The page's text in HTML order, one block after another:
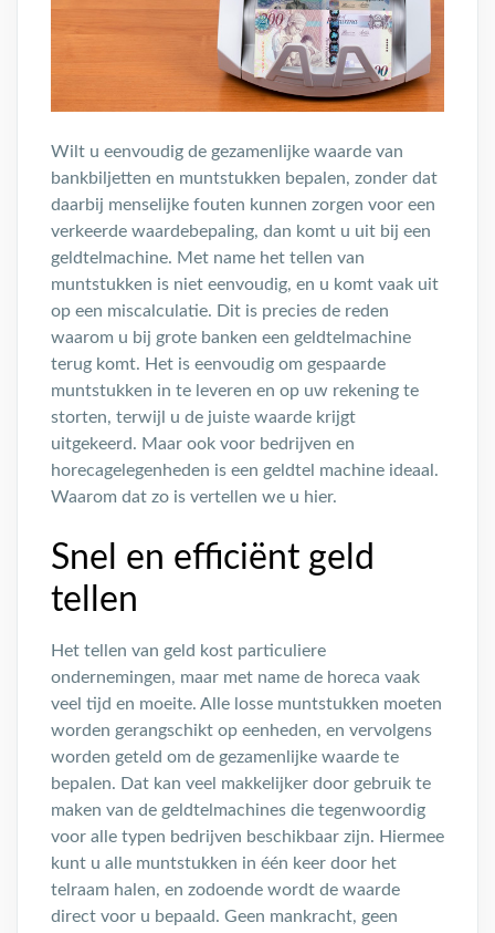
Wilt u eenvoudig de gezamenlijke waarde van
bankbiljetten en muntstukken bepalen, zonder dat
daarbij menselijke fouten kunnen zorgen voor een
verkeerde waardebepaling, dan komt u uit bij een
geldtelmachine. Met name het tellen van
muntstukken is niet eenvoudig, en u komt vaak uit
op een miscalculatie. Dit is precies de reden
waarom u bij grote banken een geldtelmachine
terug komt. Het is eenvoudig om gespaarde
muntstukken in te leveren en op uw rekening te
storten, terwijl u de juiste waarde krijgt
uitgekeerd. Maar ook voor bedrijven en
horecagelegenheden is een geldtel machine ideaal.
Waarom dat zo is vertellen we u hier.
Snel en efficiënt geld
tellen
Het tellen van geld kost particuliere
ondernemingen, maar met name de horeca vaak
veel tijd en moeite. Alle losse muntstukken moeten
worden gerangschikt op eenheden, en vervolgens
worden geteld om de gezamenlijke waarde te
bepalen. Dat kan veel makkelijker door gebruik te
maken van de geldtelmachines die tegenwoordig
voor alle typen bedrijven beschikbaar zijn. Hiermee
kunt u alle muntstukken in één keer door het
telraam halen, en zodoende wordt de waarde
direct voor u bepaald. Geen mankracht, geen